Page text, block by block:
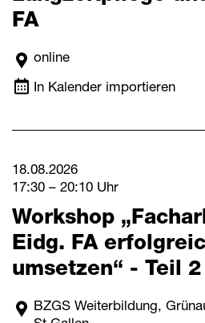
FA
online
In Kalender importieren
18.08.2026
17:30 – 20:10 Uhr
Workshop
Eidg. FA
umsetzen“ - Teil 2
BZGS Weiterbildung,